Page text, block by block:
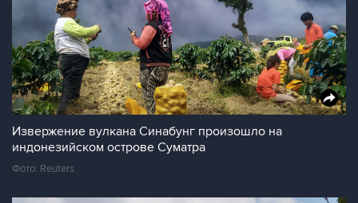
Извержение вулкана Синабунг произошло на
индонезийском острове Суматра
Фото: Reuters